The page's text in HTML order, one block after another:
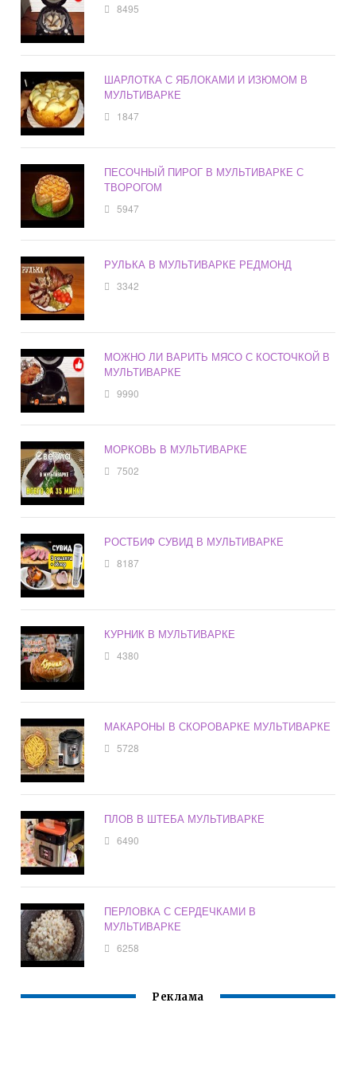
8495
ШАРЛОТКА С ЯБЛОКАМИ И ИЗЮМОМ В
МУЛЬТИВАРКЕ
1847
ПЕСОЧНЫЙ ПИРОГ В МУЛЬТИВАРКЕ С
ТВОРОГОМ
5947
РУЛЬКА В МУЛЬТИВАРКЕ РЕДМОНД
3342
МОЖНО ЛИ ВАРИТЬ МЯСО С КОСТОЧКОЙ В
МУЛЬТИВАРКЕ
9990
МОРКОВЬ В МУЛЬТИВАРКЕ
7502
РОСТБИФ СУВИД В МУЛЬТИВАРКЕ
8187
КУРНИК В МУЛЬТИВАРКЕ
4380
МАКАРОНЫ В СКОРОВАРКЕ МУЛЬТИВАРКЕ
5728
ПЛОВ В ШТЕБА МУЛЬТИВАРКЕ
6490
ПЕРЛОВКА С СЕРДЕЧКАМИ В
МУЛЬТИВАРКЕ
6258
Реклама